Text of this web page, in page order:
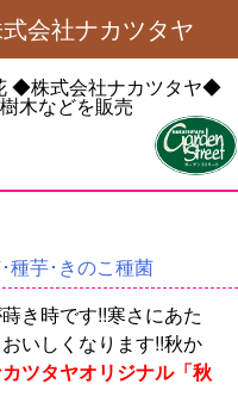
会社ナカツタヤ
◆株式会社ナカツタヤ◆
木などを販売
種芋･きのこ種菌
き時です!!寒さにあた
いしくなります!!秋か
ツタヤオリジナル「秋